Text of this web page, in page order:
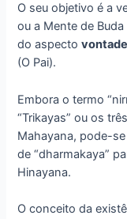
O seu objetivo é a
ou a Mente de
do aspecto
(O Pai).
Embora o termo
“Trikayas” ou os
Mahayana, pode-
de “dharmakaya”
Hinayana.
O conceito da